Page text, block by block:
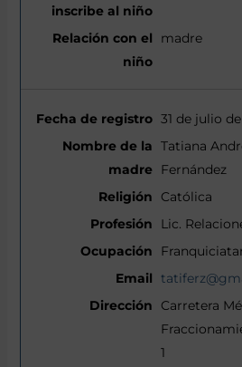
madre
31 de julio
Tatiana
Fernández
Católica
Lic.
Carretera
1